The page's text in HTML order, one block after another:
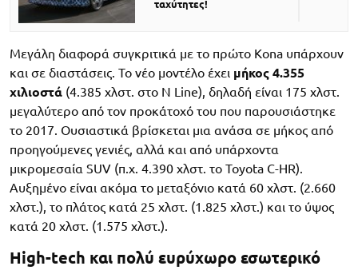
ταχύτητες!
Μεγάλη διαφορά συγκριτικά με το πρώτο Kona υπάρχουν
και σε διαστάσεις. Το νέο μοντέλο έχει μήκος 4.355
χιλιοστά (4.385 χλστ. στο N Line), δηλαδή είναι 175 χλστ.
μεγαλύτερο από τον προκάτοχό του που παρουσιάστηκε
το 2017. Ουσιαστικά βρίσκεται μια ανάσα σε μήκος από
προηγούμενες γενιές, αλλά και από υπάρχοντα
μικρομεσαία SUV (π.χ. 4.390 χλστ. το Toyota C-HR).
Αυξημένο είναι ακόμα το μεταξόνιο κατά 60 χλστ. (2.660
χλστ.), το πλάτος κατά 25 χλστ. (1.825 χλστ.) και το ύψος
κατά 20 χλστ. (1.575 χλστ.).
High-tech και πολύ ευρύχωρο εσωτερικό